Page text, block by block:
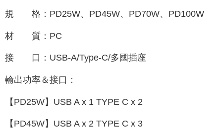
規 格：PD25W、PD45W、PD70W、PD100W
材 質：PC
接 口：USB-A/Type-C/多國插座
輸出功率＆接口：
【PD25W】USB A x 1 TYPE C x 2
【PD45W】USB A x 2 TYPE C x 3